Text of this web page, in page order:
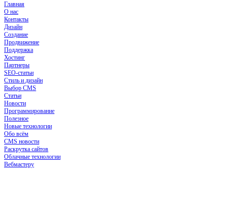
Главная
О нас
Контакты
Дизайн
Создание
Продвижение
Поддержка
Хостинг
Партнеры
SEO-статьи
Стиль и дизайн
Выбор CMS
Статьи
Новости
Программирование
Полезное
Новые технологии
Обо всём
CMS новости
Раскрутка сайтов
Облачные технологии
Вебмастеру